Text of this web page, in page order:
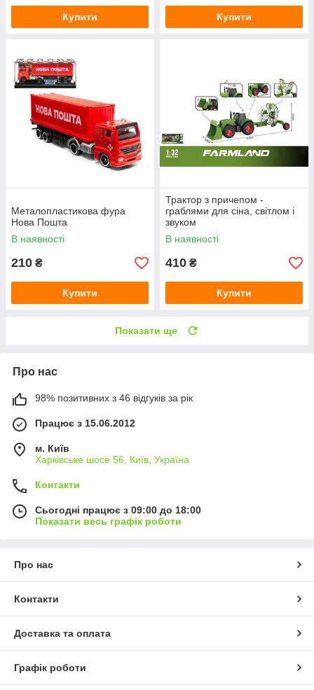
Купити Купити
Металопластикова фура
Нова Пошта
В наявності
210 ₴
Купити
Трактор з причепом -
граблями для сіна, світлом і
звуком
В наявності
410 ₴
Купити
Показати ще
Про нас
98% позитивних з 46 відгуків за рік
Працює з 15.06.2012
м. Київ
Харківське шосе 56, Київ, Україна
Контакти
Сьогодні працює з 09:00 до 18:00
Показати весь графік роботи
Про нас
Контакти
Доставка та оплата
Графік роботи